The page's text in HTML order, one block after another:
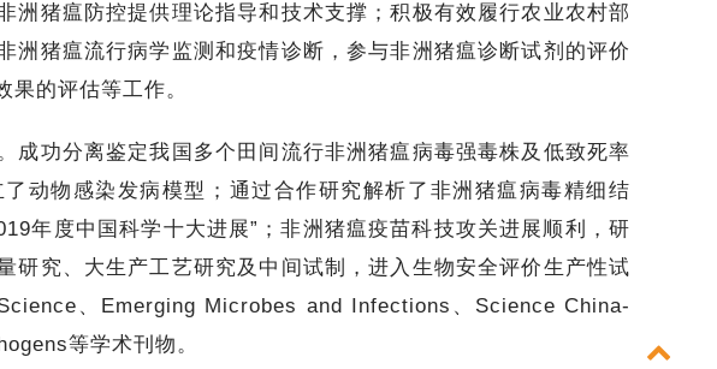
洲猪瘟防控提供理论指导和技术支撑；积极有效履行农业农村部
洲猪瘟流行病学监测和疫情诊断，参与非洲猪瘟诊断试剂的评价
的评估等工作。
功分离鉴定我国多个田间流行非洲猪瘟病毒强毒株及低致死率
动物感染发病模型；通过合作研究解析了非洲猪瘟病毒精细结
年度中国科学十大进展”；非洲猪瘟疫苗科技攻关进展顺利，研
研究、大生产工艺研究及中间试制，进入生物安全评价生产性试
、Emerging Microbes and Infections、Science China-
等学术刊物。